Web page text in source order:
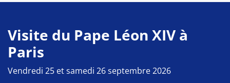
Visite du Pape Léon XIV à
Paris
Vendredi 25 et samedi 26 septembre 2026